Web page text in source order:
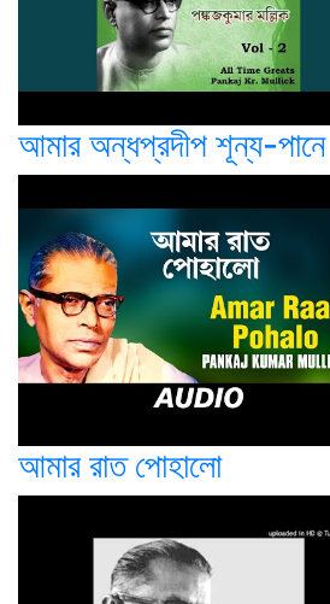
আমার অন্ধপ্রদীপ শূন্য-পানে
আমার রাত পোহালো